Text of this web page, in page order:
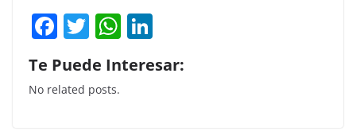
F
a
c
e
T
w
itt
er
W
h
at k
Te Puede Interesar:
No related posts.